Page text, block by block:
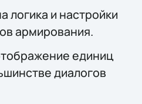
логика и настройки
армирования.
единиц
диалогов